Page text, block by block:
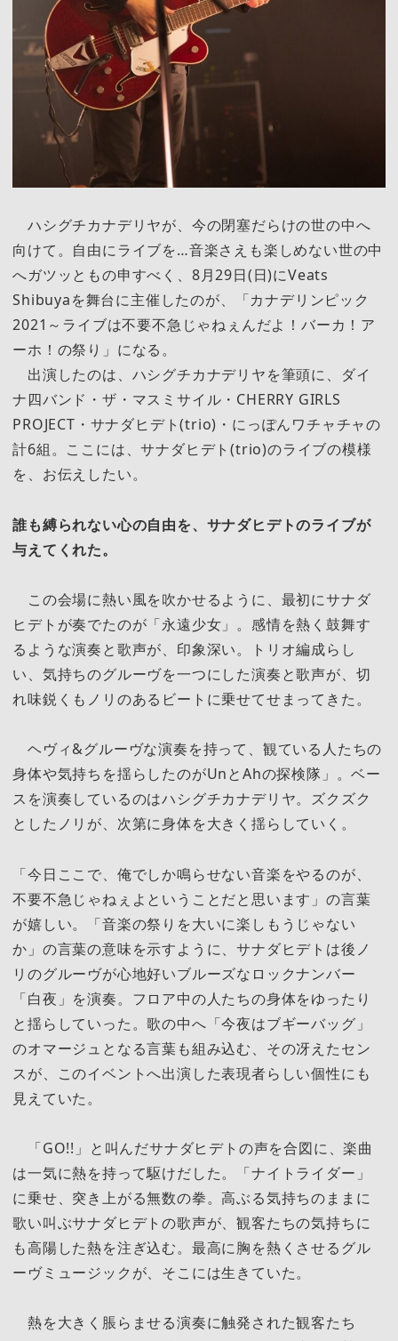
ハシグチカナデリヤが、今の閉塞だらけの世の中へ
向けて。自由にライブを…音楽さえも楽しめない世の中
へガツッともの申すべく、8月29日(日)にVeats
Shibuyaを舞台に主催したのが、「カナデリンピック
2021～ライブは不要不急じゃねぇんだよ！バーカ！ア
ーホ！の祭り」になる。
出演したのは、ハシグチカナデリヤを筆頭に、ダイ
ナ四バンド・ザ・マスミサイル・CHERRY GIRLS
PROJECT・サナダヒデト(trio)・にっぽんワチャチャの
計6組。ここには、サナダヒデト(trio)のライブの模様
を、お伝えしたい。
誰も縛られない心の自由を、サナダヒデトのライブが
与えてくれた。
この会場に熱い風を吹かせるように、最初にサナダ
ヒデトが奏でたのが「永遠少女」。感情を熱く鼓舞す
るような演奏と歌声が、印象深い。トリオ編成らし
い、気持ちのグルーヴを一つにした演奏と歌声が、切
れ味鋭くもノリのあるビートに乗せてせまってきた。
ヘヴィ&グルーヴな演奏を持って、観ている人たちの
身体や気持ちを揺らしたのがUnとAhの探検隊」。ベー
スを演奏しているのはハシグチカナデリヤ。ズクズク
としたノリが、次第に身体を大きく揺らしていく。
「今日ここで、俺でしか鳴らせない音楽をやるのが、
不要不急じゃねぇよということだと思います」の言葉
が嬉しい。「音楽の祭りを大いに楽しもうじゃない
か」の言葉の意味を示すように、サナダヒデトは後ノ
リのグルーヴが心地好いブルーズなロックナンバー
「白夜」を演奏。フロア中の人たちの身体をゆったり
と揺らしていった。歌の中へ「今夜はブギーバッグ」
のオマージュとなる言葉も組み込む、その冴えたセン
スが、このイベントへ出演した表現者らしい個性にも
見えていた。
「GO!!」と叫んだサナダヒデトの声を合図に、楽曲
は一気に熱を持って駆けだした。「ナイトライダー」
に乗せ、突き上がる無数の拳。高ぶる気持ちのままに
歌い叫ぶサナダヒデトの歌声が、観客たちの気持ちに
も高陽した熱を注ぎ込む。最高に胸を熱くさせるグル
ーヴミュージックが、そこには生きていた。
熱を大きく脹らませる演奏に触発された観客たち